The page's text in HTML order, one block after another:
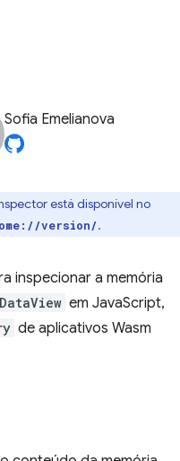
Sofia Emelianova
está disponível no
version/.
inspecionar a memória
DataView em JavaScript,
de aplicativos Wasm